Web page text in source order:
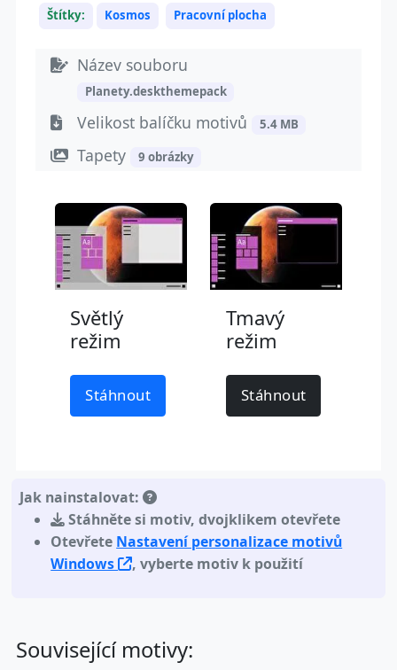
Štítky: Kosmos Pracovní plocha
Název souboru
Planety.deskthemepack
Velikost balíčku motivů 5.4 MB
Tapety 9 obrázky
Světlý
režim
Stáhnout
Tmavý
režim
Stáhnout
Jak nainstalovat:
Stáhněte si motiv,dvojklikem otevřete
Otevřete Nastavení personalizace motivů
Windows
, vyberte motiv k použití
Související motivy: